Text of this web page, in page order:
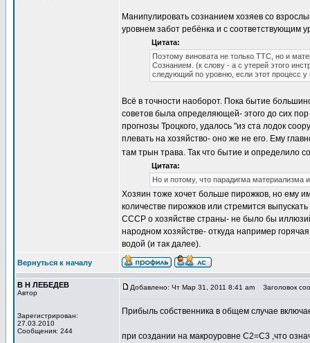
Манипулировать сознанием хозяев со
уровнем забот ребёнка и с соответствующим
Цитата:
Поэтому виновата не только ТТС, но и
Сознанием. (к слову - а с утерей этого
следующий по уровню, если этот процесс у
Всё в точности наоборот. Пока бытие
советов была определяющей- этого до сих
прогнозы Троцкого, удалось "из ста лодок
плевать на хозяйство- оно же не его. Ему
там трын трава. Так что бытие и определило
Цитата:
Но и потому, что парадигма материализма
Хозяин тоже хочет больше пирожков, но ему
количестве пирожков или стремится
СССР о хозяйстве страны- не было бы
народном хозяйстве- откуда например
водой (и так далее).
Вернуться к началу
В Н ЛЕБЕДЕВ
Автор
Зарегистрирован:
27.03.2010
Сообщения: 244
Добавлено: Чт Мар 31, 2011 8:41 am Заголовок
Прибыль собственника в общем случае
при создании на макроуровне С2=С3 ,что